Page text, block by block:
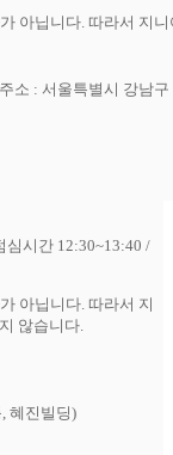
아닙니다. 따라서 지
주소 : 서울특별시 강남
심시간 12:30~13:40 /
아닙니다. 따라서 지
않습니다.
혜진빌딩)